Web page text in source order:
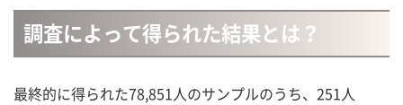
調査によって得られた結果とは？
最終的に得られた78,851人のサンプルのうち、251人